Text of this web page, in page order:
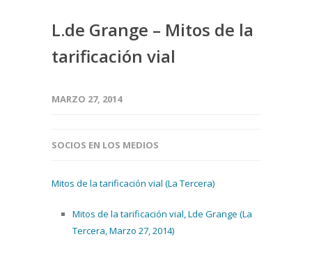
L.de Grange – Mitos de la
tarificación vial
MARZO 27, 2014
SOCIOS EN LOS MEDIOS
Mitos de la tarificación vial (La Tercera)
Mitos de la tarificación vial, Lde Grange (La
Tercera, Marzo 27, 2014)